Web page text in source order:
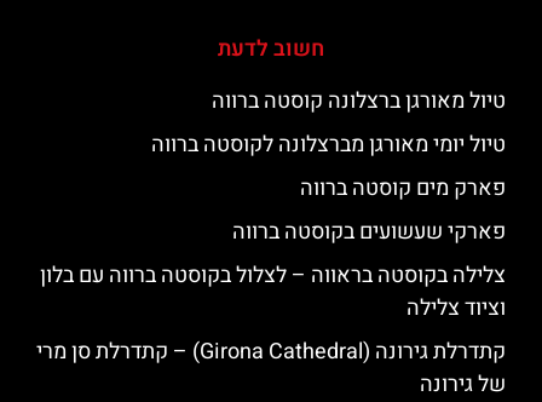
חשוב לדעת
טיול מאורגן ברצלונה קוסטה ברווה
טיול יומי מאורגן מברצלונה לקוסטה ברווה
פארק מים קוסטה ברווה
פארקי שעשועים בקוסטה ברווה
צלילה בקוסטה בראווה – לצלול בקוסטה ברווה עם בלון
וציוד צלילה
קתדרלת גירונה (Girona Cathedral) – קתדרלת סן מרי
של גירונה